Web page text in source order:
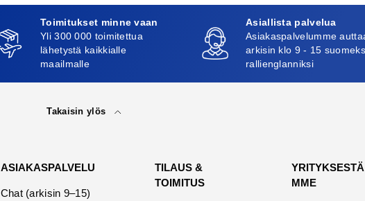
Toimitukset minne vaan
Yli 300 000 toimitettua
lähetystä kaikkialle
maailmalle
Asiallista palvelua
Asiakaspalvelumme
arkisin klo 9 - 15
rallienglanniksi
Takaisin ylös
ASIAKASPALVELU
Chat (arkisin 9–15)
TILAUS &
TOIMITUS
YRITYKSESTÄ
MME